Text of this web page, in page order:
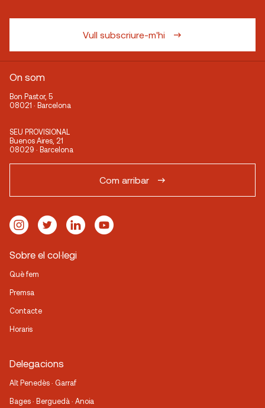
Vull subscriure-m'hi
On som
Bon Pastor, 5
08021 · Barcelona
SEU PROVISIONAL
Buenos Aires, 21
08029 · Barcelona
Com arribar
Sobre el col·legi
Què fem
Premsa
Contacte
Horaris
Delegacions
Alt Penedès · Garraf
Bages · Berguedà · Anoia